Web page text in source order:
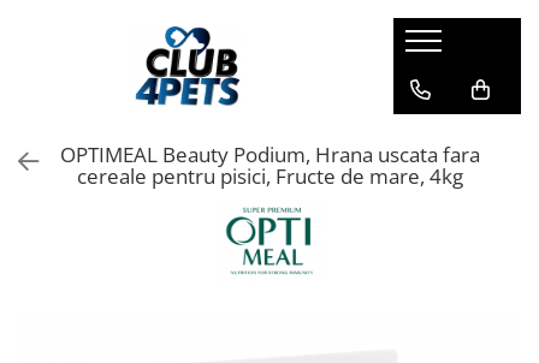
Hrana umeda
Hrana uscata
Igiena&Cosmetica
Odorizante pentru litiera
OPTIMEAL Beauty Podium, Hrana uscata fara
cereale pentru pisici, Fructe de mare, 4kg